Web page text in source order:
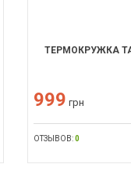
ТЕРМОКРУЖКА
999 грн
ОТЗЫВОВ:0